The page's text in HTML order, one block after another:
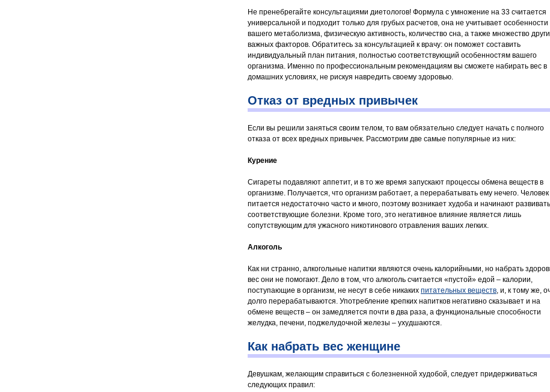
Не пренебрегайте консультациями диетологов! Формула с умножение на 33 считается
универсальной и подходит только для грубых расчетов, она не учитывает особенности
вашего метаболизма, физическую активность, количество сна, а также множество
важных факторов. Обратитесь за консультацией к врачу: он поможет составить
индивидуальный план питания, полностью соответствующий особенностям вашего
организма. Именно по профессиональным рекомендациям вы сможете набирать вес в
домашних условиях, не рискуя навредить своему здоровью.
Отказ от вредных привычек
Если вы решили заняться своим телом, то вам обязательно следует начать с полного
отказа от всех вредных привычек. Рассмотрим две самые популярные из них:
Курение
Сигареты подавляют аппетит, и в то же время запускают процессы обмена веществ в
организме. Получается, что организм работает, а перерабатывать ему нечего. Человек
питается недостаточно часто и много, поэтому возникает худоба и начинают
соответствующие болезни. Кроме того, это негативное влияние является лишь
сопутствующим для ужасного никотинового отравления ваших легких.
Алкоголь
Как ни странно, алкогольные напитки являются очень калорийными, но набрать
вес они не помогают. Дело в том, что алкоголь считается «пустой» едой – калории,
поступающие в организм, не несут в себе никаких питательных веществ, и, к тому же,
долго перерабатываются. Употребление крепких напитков негативно сказывает и на
обмене веществ – он замедляется почти в два раза, а функциональные способности
желудка, печени, поджелудочной железы – ухудшаются.
Как набрать вес женщине
Девушкам, желающим справиться с болезненной худобой, следует придерживаться
следующих правил: